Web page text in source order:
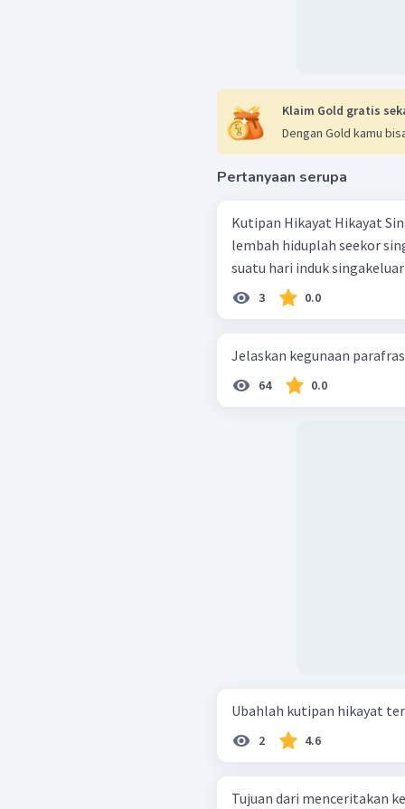
Klaim Gold gratis
Dengan Gold kamu
Pertanyaan serupa
Kutipan Hikayat Hikayat Singa Betina dengan Pemburu Dalam suatu
lembah hiduplah seekor
suatu hari induk
3 0.0
Jelaskan kegunaan
64 0.0
Ubahlah kutipan hikayat
2 4.6
Tujuan dari menceritakan